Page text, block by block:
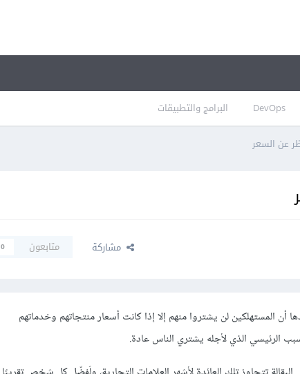
DevOps البرامج والتطبيقات
عن السعر
مشاركة متابعون 0
المستهلكين لن يشتروا منهم إلا إذا كانت أسعار منتجاتهم وخدماتهم
الرئيسي الذي لأجله يشتري الناس عادة.